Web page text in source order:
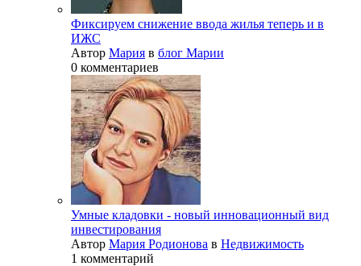
Фиксируем снижение ввода жилья теперь и в
ИЖС
Автор Мария в блог Марии
0 комментариев
Умные кладовки - новый инновационный вид
инвестирования
Автор Мария Родионова в Недвижимость
1 комментарий